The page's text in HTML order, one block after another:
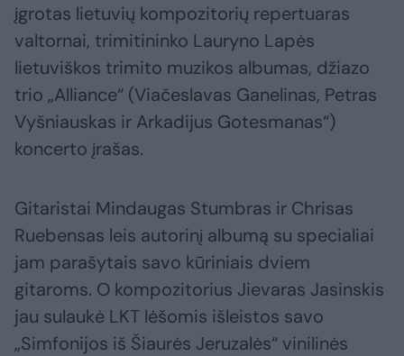
įgrotas lietuvių kompozitorių repertuaras
valtornai, trimitininko Lauryno Lapės
lietuviškos trimito muzikos albumas, džiazo
trio „Alliance“ (Viačeslavas Ganelinas, Petras
Vyšniauskas ir Arkadijus Gotesmanas“)
koncerto įrašas.
Gitaristai Mindaugas Stumbras ir Chrisas
Ruebensas leis autorinį albumą su specialiai
jam parašytais savo kūriniais dviem
gitaroms. O kompozitorius Jievaras Jasinskis
jau sulaukė LKT lėšomis išleistos savo
„Simfonijos iš Šiaurės Jeruzalės“ vinilinės